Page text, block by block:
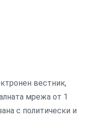
вестник,
мрежа от 1
с политически и